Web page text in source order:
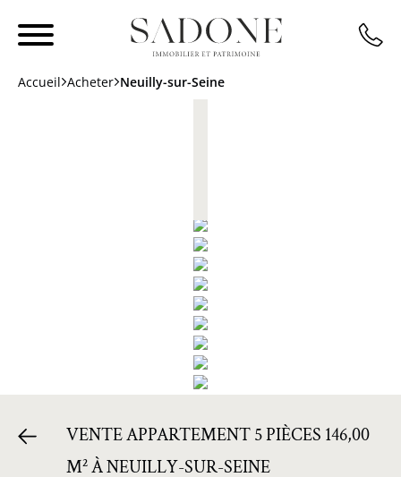
Accueil Acheter Neuilly-sur-Seine
VENTE APPARTEMENT 5 PIÈCES 146,00
M² À NEUILLY-SUR-SEINE